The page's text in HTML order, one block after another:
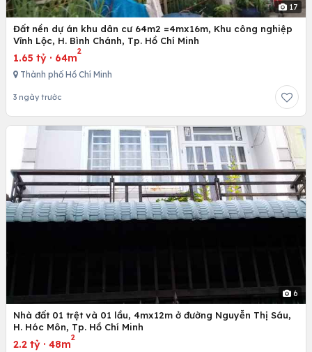
17
Đất nền dự án khu dân cư 64m2 =4mx16m, Khu công nghiệp
Vĩnh Lộc, H. Bình Chánh, Tp. Hồ Chí Minh
1.65 tỷ · 64m
2
Thành phố Hồ Chí Minh
3 ngày trước
6
Nhà đất 01 trệt và 01 lầu, 4mx12m ở đường Nguyễn Thị Sáu,
H. Hóc Môn, Tp. Hồ Chí Minh
2.2 tỷ · 48m
2